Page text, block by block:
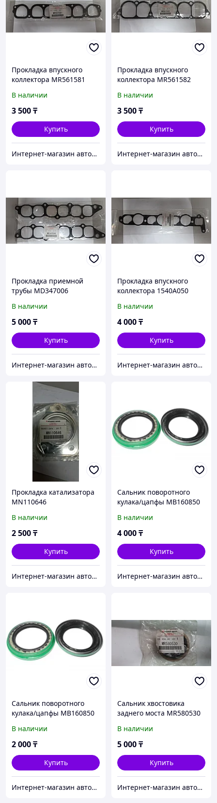
Прокладка впускного
коллектора MR561581
В наличии
3 500₸
Купить
Интернет-магазин автозапчастей Parts-shop.kz
Прокладка впускного
коллектора MR561582
В наличии
3 500₸
Купить
Интернет-магазин автозапчастей Parts-shop.kz
Прокладка приемной
трубы MD347006
В наличии
5 000₸
Купить
Интернет-магазин автозапчастей Parts-shop.kz
Прокладка впускного
коллектора 1540A050
В наличии
4 000₸
Купить
Интернет-магазин автозапчастей Parts-shop.kz
Прокладка катализатора
MN110646
В наличии
2 500₸
Купить
Интернет-магазин автозапчастей Parts-shop.kz
Сальник поворотного
кулака/цапфы MB160850
В наличии
4 000₸
Купить
Интернет-магазин автозапчастей Parts-shop.kz
Сальник поворотного
кулака/цапфы MB160850
В наличии
2 000₸
Купить
Интернет-магазин автозапчастей Parts-shop.kz
Сальник хвостовика
заднего моста MR580530
В наличии
5 000₸
Купить
Интернет-магазин автозапчастей Parts-shop.kz